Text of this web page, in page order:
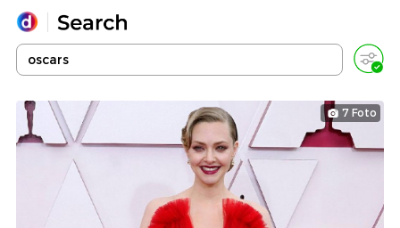
Yang sedang ramai dicari
Loading...
Promoted
Terakhir yang dicari
7 Foto